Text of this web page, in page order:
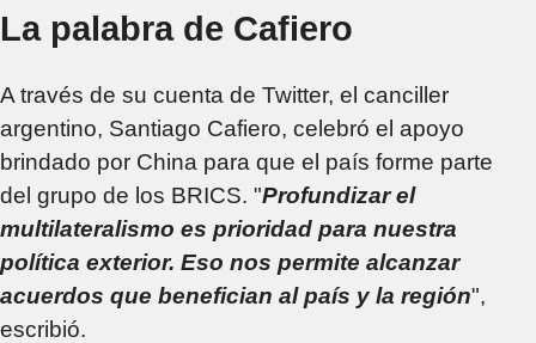
La palabra de Cafiero
A través de su cuenta de Twitter, el canciller
argentino, Santiago Cafiero, celebró el apoyo
brindado por China para que el país forme parte
del grupo de los BRICS. "Profundizar el
multilateralismo es prioridad para nuestra
política exterior. Eso nos permite alcanzar
acuerdos que benefician al país y la región",
escribió.